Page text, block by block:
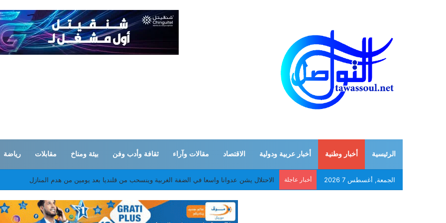
الرئيسية أخبار وطنية أخبار عربية ودولية الاقتصاد مقالات وآراء ثقافة وأدب وفن بيئة ومناخ مقابلات رياضة
الجمعة, أغسطس 7 2026 أخبار عاجلة موريتانيا: إلغاء امتحان ثمانية مترشحين في الدورة التكميلية